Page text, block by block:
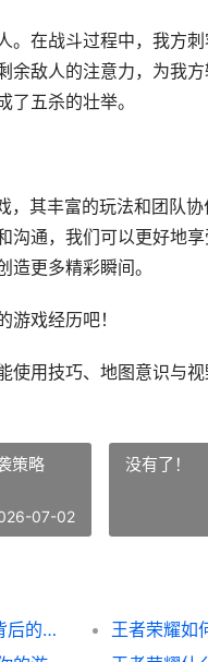
。在战斗过程中，我方
余敌人的注意力，为我
五杀的壮举。
，其丰富的玩法和团队
沟通，我们可以更好地
更多精彩瞬间。
戏经历吧！
使用技巧、地图意识与
策略
07-02
没有了！
你们都玩过什么英雄联盟 揭秘经典游戏背后的热门英雄与战术策略